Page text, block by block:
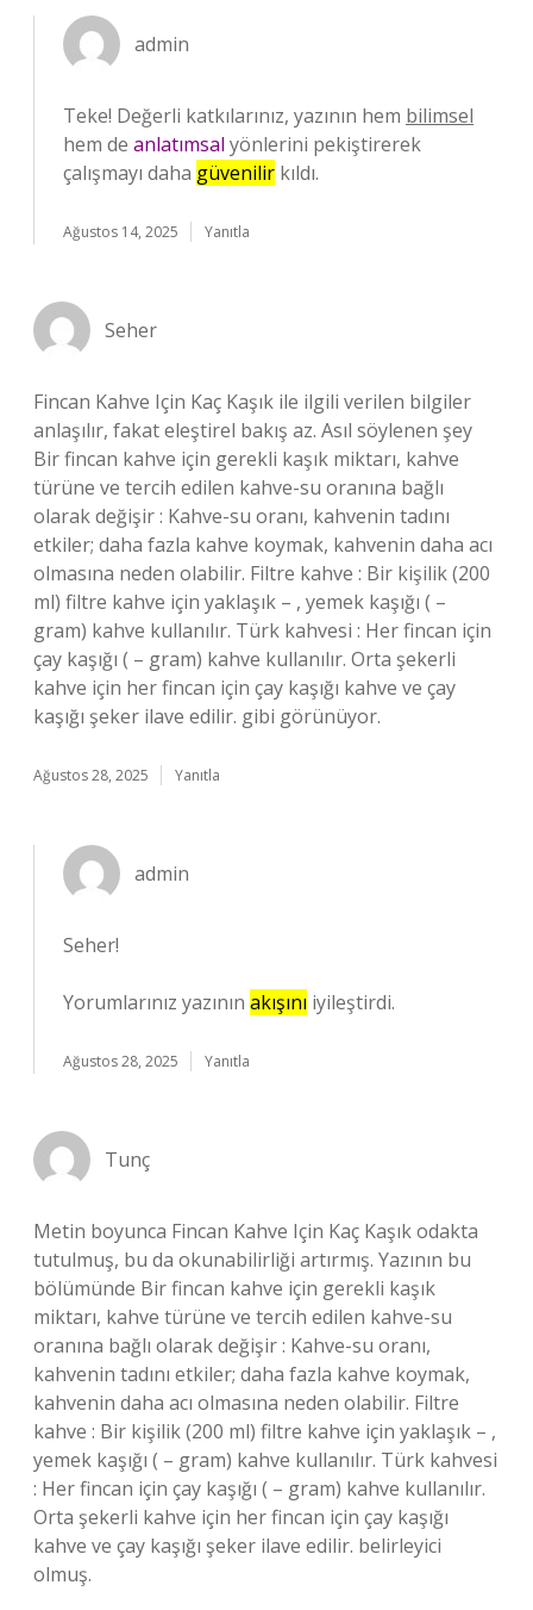
admin
Teke! Değerli katkılarınız, yazının hem bilimsel
hem de anlatımsal yönlerini pekiştirerek
çalışmayı daha güvenilir kıldı.
Ağustos 14, 2025 Yanıtla
Seher
Fincan Kahve Için Kaç Kaşık ile ilgili verilen bilgiler
anlaşılır, fakat eleştirel bakış az. Asıl söylenen şey
Bir fincan kahve için gerekli kaşık miktarı, kahve
türüne ve tercih edilen kahve-su oranına bağlı
olarak değişir : Kahve-su oranı, kahvenin tadını
etkiler; daha fazla kahve koymak, kahvenin daha acı
olmasına neden olabilir. Filtre kahve : Bir kişilik (200
ml) filtre kahve için yaklaşık – , yemek kaşığı ( –
gram) kahve kullanılır. Türk kahvesi : Her fincan için
çay kaşığı ( – gram) kahve kullanılır. Orta şekerli
kahve için her fincan için çay kaşığı kahve ve çay
kaşığı şeker ilave edilir. gibi görünüyor.
Ağustos 28, 2025 Yanıtla
admin
Seher!
Yorumlarınız yazının akışını iyileştirdi.
Ağustos 28, 2025 Yanıtla
Tunç
Metin boyunca Fincan Kahve Için Kaç Kaşık odakta
tutulmuş, bu da okunabilirliği artırmış. Yazının bu
bölümünde Bir fincan kahve için gerekli kaşık
miktarı, kahve türüne ve tercih edilen kahve-su
oranına bağlı olarak değişir : Kahve-su oranı,
kahvenin tadını etkiler; daha fazla kahve koymak,
kahvenin daha acı olmasına neden olabilir. Filtre
kahve : Bir kişilik (200 ml) filtre kahve için yaklaşık – ,
yemek kaşığı ( – gram) kahve kullanılır. Türk kahvesi
: Her fincan için çay kaşığı ( – gram) kahve kullanılır.
Orta şekerli kahve için her fincan için çay kaşığı
kahve ve çay kaşığı şeker ilave edilir. belirleyici
olmuş.